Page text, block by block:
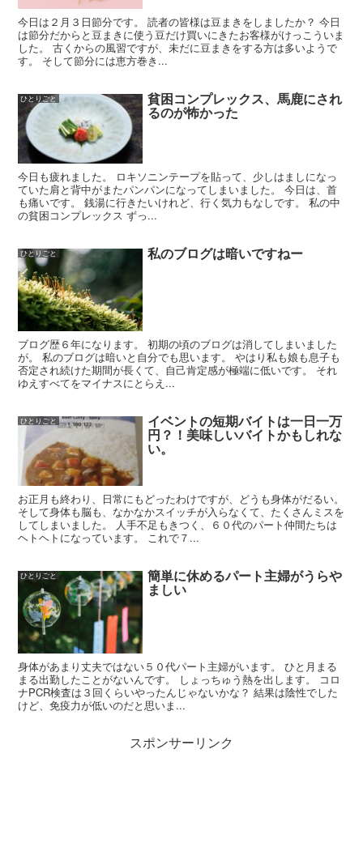
今日は２月３日節分です。 読者の皆様は豆まきをしましたか？ 今日
は節分だからと豆まきに使う豆だけ買いにきたお客様がけっこういま
した。 古くからの風習ですが、未だに豆まきをする方は多いようで
す。 そして節分には恵方巻き...
ひとりごと 貧困コンプレックス、馬鹿にされ
るのが怖かった
今日も疲れました。 ロキソニンテープを貼って、少しはましになっ
ていた肩と背中がまたパンパンになってしまいました。 今日は、首
も痛いです。 銭湯に行きたいけれど、行く気力もなしです。 私の中
の貧困コンプレックス ずっ...
ひとりごと 私のブログは暗いですねー
ブログ歴６年になります。 初期の頃のブログは消してしまいました
が。 私のブログは暗いと自分でも思います。 やはり私も娘も息子も
否定され続けた期間が長くて、自己肯定感が極端に低いです。 それ
ゆえすべてをマイナスにとらえ...
ひとりごと イベントの短期バイトは一日一万
円？！美味しいバイトかもしれな
い。
お正月も終わり、日常にもどったわけですが、どうも身体がだるい。
そして身体も脳も、なかなかスイッチが入らなくて、たくさんミスを
してしまいました。 人手不足もきつく、６０代のパート仲間たちは
ヘトヘトになっています。 これで７...
ひとりごと 簡単に休めるパート主婦がうらや
ましい
身体があまり丈夫ではない５０代パート主婦がいます。 ひと月まる
まる出勤したことがないんです。 しょっちゅう熱を出します。 コロ
ナPCR検査は３回くらいやったんじゃないかな？ 結果は陰性でした
けど、免疫力が低いのだと思いま...
スポンサーリンク